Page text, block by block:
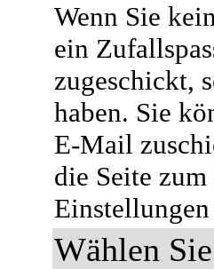
Wenn Sie
ein
zugeschickt,
haben. Sie
E-Mail
die Seite
Wählen